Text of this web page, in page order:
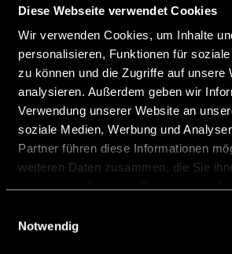
Diese Webseite verwendet Cookies
Wir verwenden Cookies, um Inhalte
personalisieren, Funktionen für
zu können und die Zugriffe auf unsere
analysieren. Außerdem geben wir
Verwendung unserer Website an
soziale Medien, Werbung und
Partner führen diese Informationen
weiteren Daten zusammen, die Sie
Notwendig
FlexSEAL FS10010®
adhesive sealant